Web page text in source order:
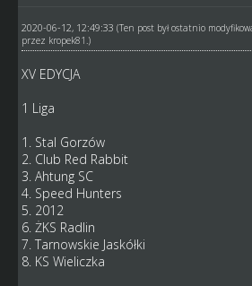
2020-06-12, 12:49:33 (Ten post był ostatnio
przez kropek81 .)
XV EDYCJA
1 Liga
1. Stal Gorzów
2. Club Red Rabbit
3. Ahtung SC
4. Speed Hunters
5. 2012
6. ŻKS Radlin
7. Tarnowskie Jaskółki
8. KS Wieliczka